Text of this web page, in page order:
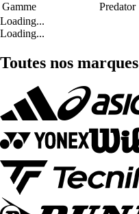
Gamme
Predator
Loading...
Loading...
Toutes nos marques